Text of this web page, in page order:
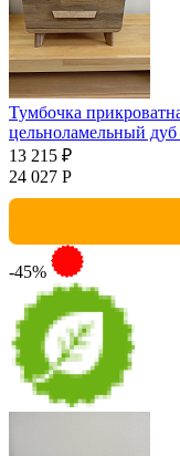
Тумбочка
цельноламельный
13 215 ₽
24 027 Р
-45%